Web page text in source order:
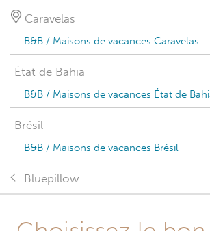
Caravelas
B&B / Maisons de vacances Caravelas
État de Bahia
B&B / Maisons de vacances État de
Brésil
B&B / Maisons de vacances Brésil
Bluepillow